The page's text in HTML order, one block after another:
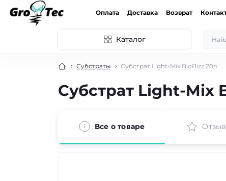
Оплата Доставка Возврат
Каталог
Субстраты Субстрат Light-Mix BioBizz 20л
Субстрат Light-Mix
Все о товаре